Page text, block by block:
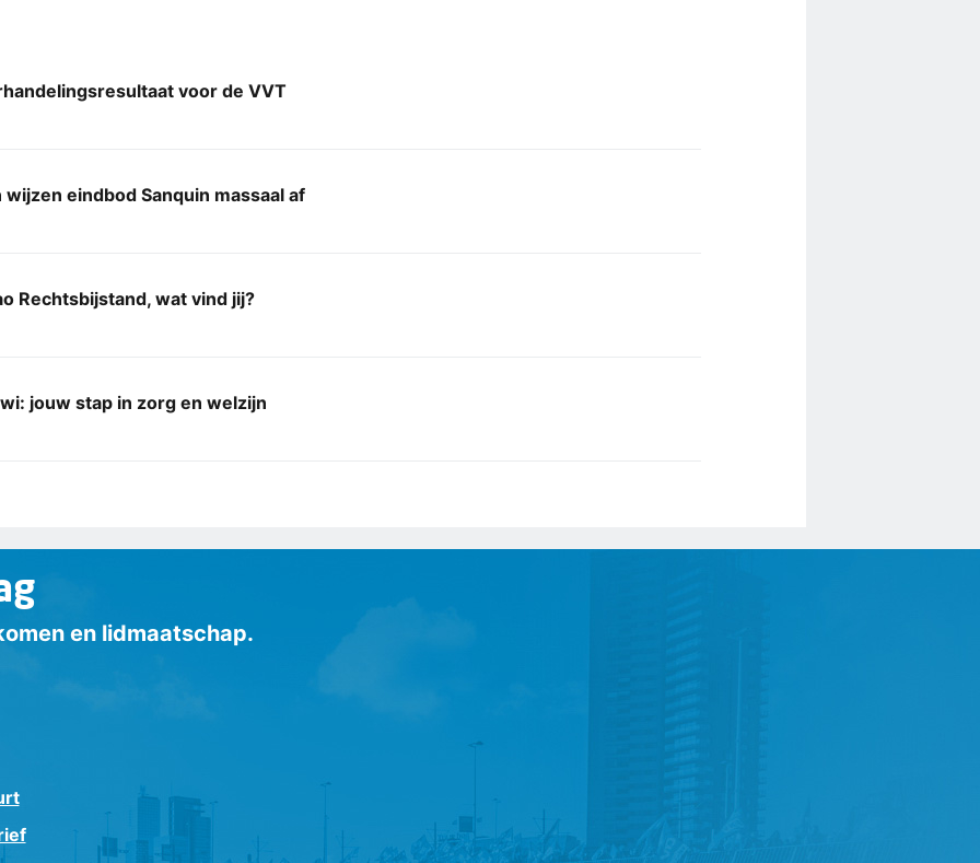
voor de VVT
wijzen eindbod Sanquin massaal af
Rechtsbijstand, wat vind jij?
jouw stap in zorg en welzijn
en lidmaatschap.